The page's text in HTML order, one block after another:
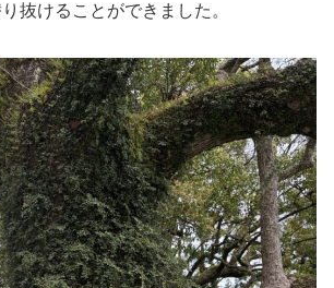
抜けることができました。